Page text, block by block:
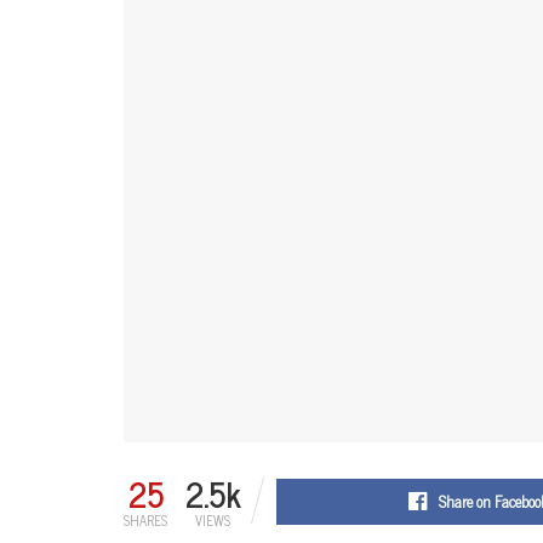
25
SHARES 2.5k
VIEWS
Share on